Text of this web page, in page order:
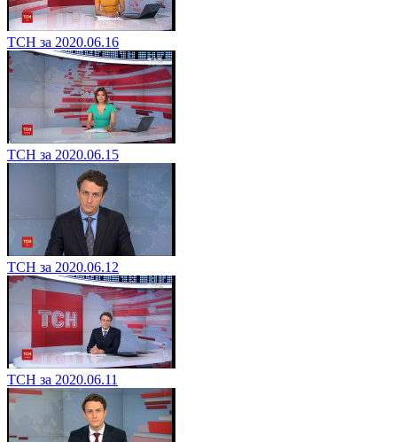
ТСН за 2020.06.16
ТСН за 2020.06.15
ТСН за 2020.06.12
ТСН за 2020.06.11